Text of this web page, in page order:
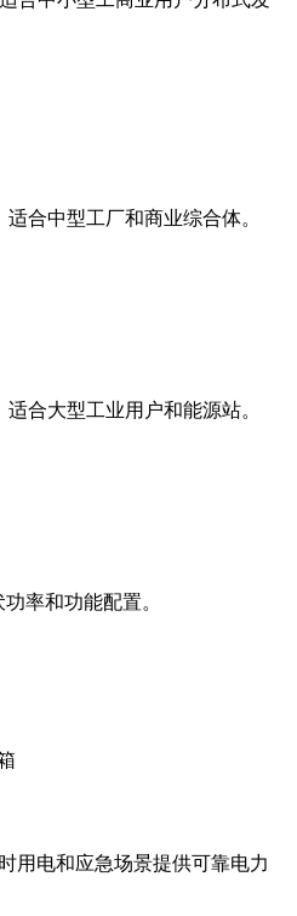
适合中型工厂和商业综合体。
适合大型工业用户和能源站。
率和功能配置。
用电和应急场景提供可靠电力